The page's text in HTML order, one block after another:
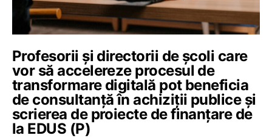
Profesorii și directorii de școli care
vor să accelereze procesul de
transformare digitală pot beneficia
de consultanță în achiziții publice și
scrierea de proiecte de finanțare de
la EDUS (P)